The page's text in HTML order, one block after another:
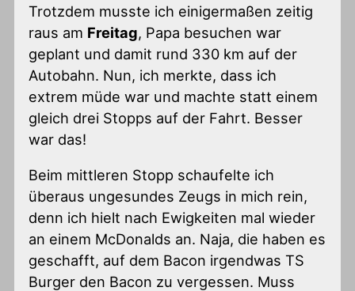
Trotzdem musste ich einigermaßen zeitig
raus am Freitag, Papa besuchen war
geplant und damit rund 330 km auf der
Autobahn. Nun, ich merkte, dass ich
extrem müde war und machte statt einem
gleich drei Stopps auf der Fahrt. Besser
war das!
Beim mittleren Stopp schaufelte ich
überaus ungesundes Zeugs in mich rein,
denn ich hielt nach Ewigkeiten mal wieder
an einem McDonalds an. Naja, die haben es
geschafft, auf dem Bacon irgendwas TS
Burger den Bacon zu vergessen. Muss